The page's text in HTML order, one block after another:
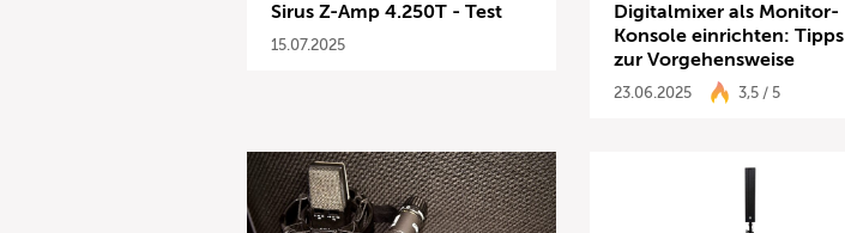
Sirus Z-Amp 4.250T - Test
15.07.2025
Digitalmixer als Monitor-
Konsole einrichten: Tipps
zur Vorgehensweise
23.06.2025 3,5 / 5